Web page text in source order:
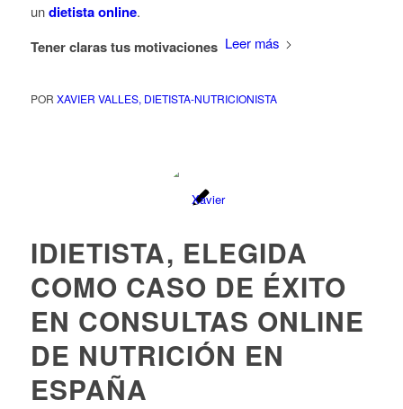
undietista online.
Tener claras tus motivaciones Leer más
POR XAVIER VALLES, DIETISTA-NUTRICIONISTA
IDIETISTA, ELEGIDA
COMO CASO DE ÉXITO
EN CONSULTAS ONLINE
DE NUTRICIÓN EN
ESPAÑA